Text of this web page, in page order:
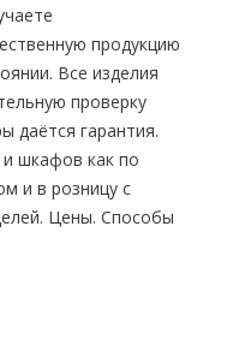
продукцию
Все изделия
проверку
даётся гарантия.
шкафов как по
и в розницу с
Цены. Способы